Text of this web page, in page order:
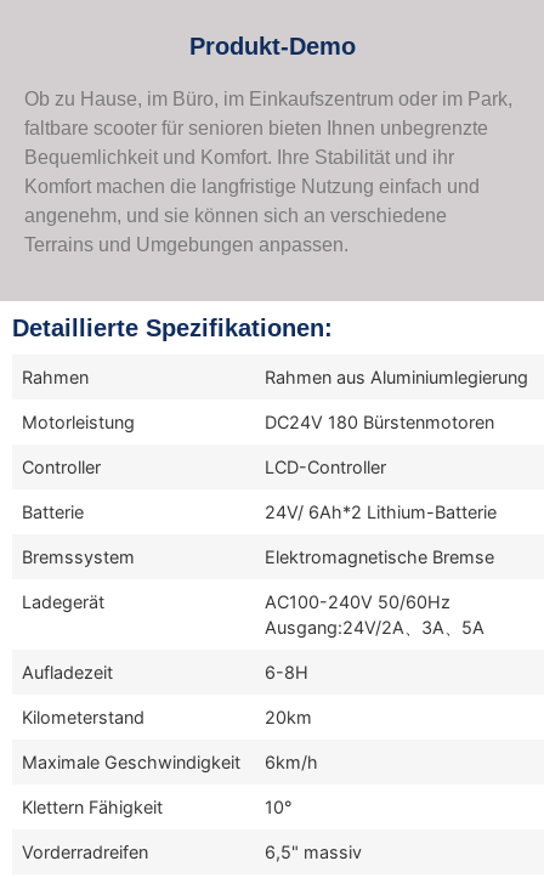
Produkt-Demo
Ob zu Hause, im Büro, im Einkaufszentrum oder im Park,
faltbare scooter für senioren bieten Ihnen unbegrenzte
Bequemlichkeit und Komfort. Ihre Stabilität und ihr
Komfort machen die langfristige Nutzung einfach und
angenehm, und sie können sich an verschiedene
Terrains und Umgebungen anpassen.
Detaillierte Spezifikationen:
Rahmen Rahmen aus Aluminiumlegierung
Motorleistung DC24V 180 Bürstenmotoren
Controller LCD-Controller
Batterie 24V/ 6Ah*2 Lithium-Batterie
Bremssystem Elektromagnetische Bremse
Ladegerät
AC100-240V 50/60Hz
Ausgang:24V/2A、3A、5A
Aufladezeit 6-8H
Kilometerstand 20km
Maximale Geschwindigkeit 6km/h
Klettern Fähigkeit 10°
Vorderradreifen 6,5" massiv